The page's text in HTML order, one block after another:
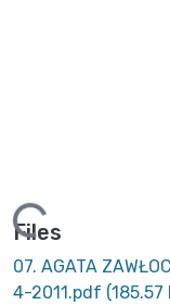
Files
07. AGATA
4-2011.pdf (185.57